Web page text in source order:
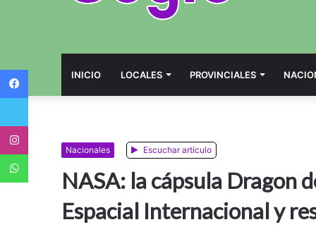
INICIO LOCALES PROVINCIALES
Nacionales Escuchar artículo
NASA: la cápsula Dragon
Espacial Internacional y
Twitter
WhatsApp